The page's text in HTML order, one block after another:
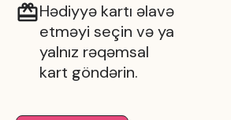
Hədiyyə kartı əlavə
etməyi seçin və ya
yalnız rəqəmsal
kart göndərin.